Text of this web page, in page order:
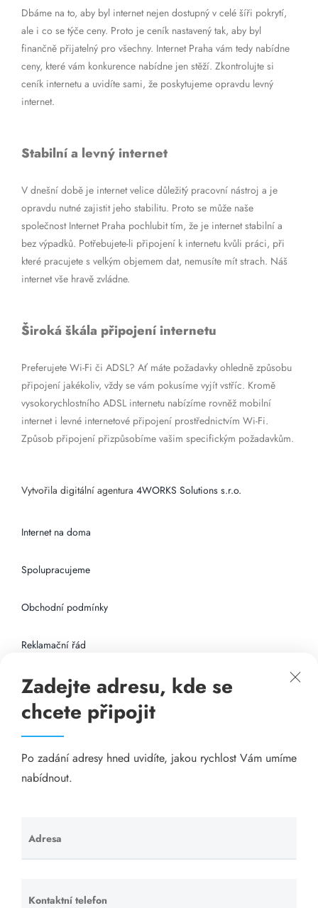
Dbáme na to, aby byl internet nejen dostupný v celé šíři pokrytí,
ale i co se týče ceny. Proto je ceník nastavený tak, aby byl
finančně přijatelný pro všechny. Internet Praha vám tedy nabídne
ceny, které vám konkurence nabídne jen stěží. Zkontrolujte si
ceník internetu a uvidíte sami, že poskytujeme opravdu levný
internet.
Stabilní a levný internet
V dnešní době je internet velice důležitý pracovní nástroj a je
opravdu nutné zajistit jeho stabilitu. Proto se může naše
společnost Internet Praha pochlubit tím, že je internet stabilní a
bez výpadků. Potřebujete-li připojení k internetu kvůli práci, při
které pracujete s velkým objemem dat, nemusíte mít strach. Náš
internet vše hravě zvládne.
Široká škála připojení internetu
Preferujete Wi-Fi či ADSL? Ať máte požadavky ohledně způsobu
připojení jakékoliv, vždy se vám pokusíme vyjít vstříc. Kromě
vysokorychlostního ADSL internetu nabízíme rovněž mobilní
internet i levné internetové připojení prostřednictvím Wi-Fi.
Způsob připojení přizpůsobíme vašim specifickým požadavkům.
Vytvořila digitální agentura 4WORKS Solutions s.r.o.
Internet na doma
Spolupracujeme
Obchodní podmínky
Reklamační řád
Připojení k internetu
Odkazy
Katalog A-seznam.cz
Visací zámky - TOKOZ
Zadejte adresu, kde se
chcete připojit
Po zadání adresy hned uvidíte, jakou rychlost Vám umíme
nabídnout.
Adresa
Ponechte
toto pole
Kontaktní telefon
Ponechte